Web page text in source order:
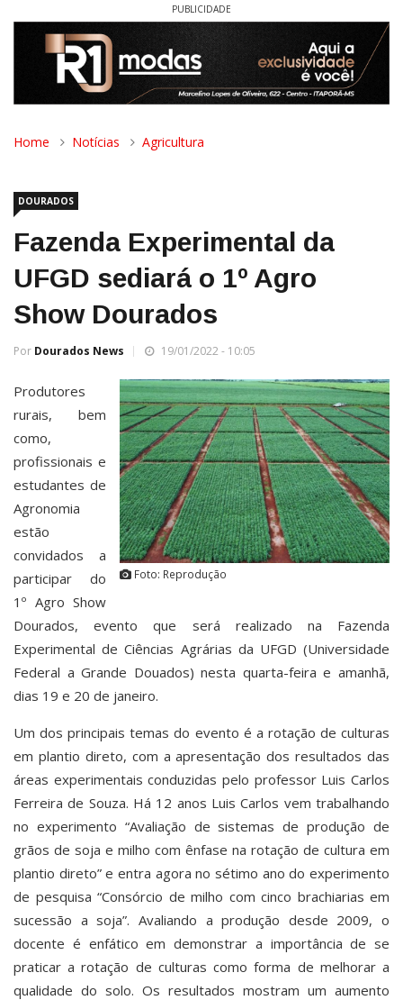
PUBLICIDADE
Home Notícias Agricultura
DOURADOS
Fazenda Experimental da
UFGD sediará o 1º Agro
Show Dourados
Por Dourados News 19/01/2022 - 10:05
Foto: Reprodução
Produtores
rurais, bem
como,
profissionais e
estudantes de
Agronomia
estão
convidados a
participar do
1º Agro Show
Dourados, evento que será realizado na Fazenda
Experimental de Ciências Agrárias da UFGD (Universidade
Federal a Grande Douados) nesta quarta-feira e amanhã,
dias 19 e 20 de janeiro.
Um dos principais temas do evento é a rotação de culturas
em plantio direto, com a apresentação dos resultados das
áreas experimentais conduzidas pelo professor Luis Carlos
Ferreira de Souza. Há 12 anos Luis Carlos vem trabalhando
no experimento “Avaliação de sistemas de produção de
grãos de soja e milho com ênfase na rotação de cultura em
plantio direto” e entra agora no sétimo ano do experimento
de pesquisa “Consórcio de milho com cinco brachiarias em
sucessão a soja”. Avaliando a produção desde 2009, o
docente é enfático em demonstrar a importância de se
praticar a rotação de culturas como forma de melhorar a
qualidade do solo. Os resultados mostram um aumento